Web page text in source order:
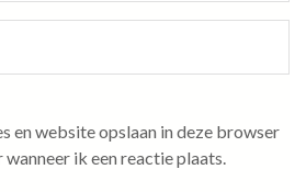
en website opslaan in deze browser
ik een reactie plaats.